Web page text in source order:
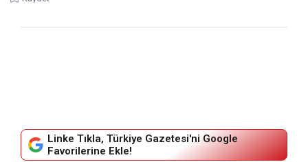
Linke Tıkla, Türkiye Gazetesi'ni Google
Favorilerine Ekle!